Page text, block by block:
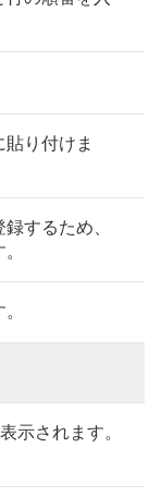
り付けま
するため、
示されます。